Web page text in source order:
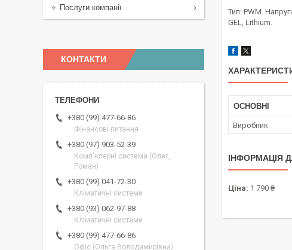
Тип: PWM.
GEL, Lithium.
ОСНОВНІ
Виробник
ІНФОРМАЦІЯ
Ціна: 1 790 ₴
Послуги компанії
КОНТАКТИ
+380 (99) 477-66-86
Фінансові питання
+380 (97) 903-52-39
Комп'ютерні системи (Олег,
Роман)
+380 (99) 041-72-30
Кліматичні системи
+380 (93) 062-97-88
Кліматичні системи
+380 (99) 477-66-86
Офіс (Ольга Володимирівна)